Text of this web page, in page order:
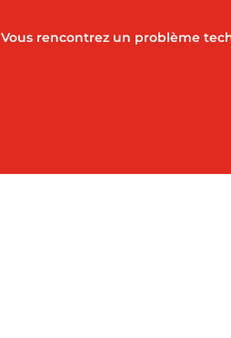
Vous rencontrez un problème